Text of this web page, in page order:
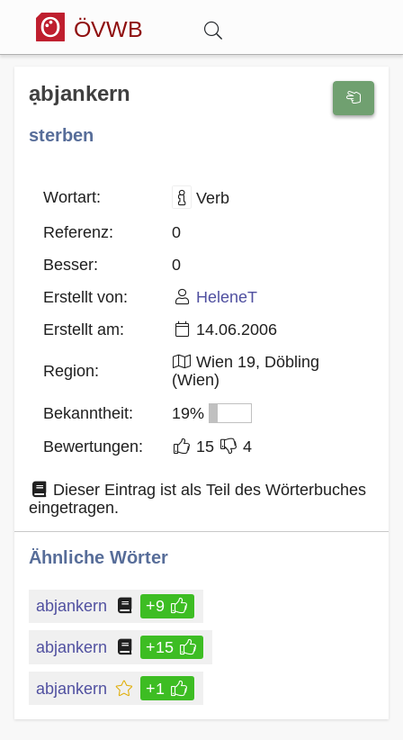
ÖVWB
Anmelden
Wörterbuch
Hitparade
Blog
ạbjankern
sterben
Wortart:
Verb
Referenz:
0
Besser:
0
Erstellt von:
HeleneT
Erstellt am:
14.06.2006
Region:
Wien 19, Döbling
(Wien)
Bekanntheit:
19%
Bewertungen:
15 4
Dieser Eintrag ist als Teil des Wörterbuches
eingetragen.
Ähnliche Wörter
abjankern +9
abjankern +15
abjankern +1